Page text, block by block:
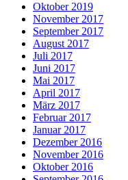
Oktober 2019
November 2017
September 2017
August 2017
Juli 2017
Juni 2017
Mai 2017
April 2017
März 2017
Februar 2017
Januar 2017
Dezember 2016
November 2016
Oktober 2016